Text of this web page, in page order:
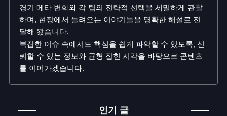
경기 메타 변화와 각 팀의 전략적 선택을 세밀하게 관찰
하며, 현장에서 들려오는 이야기들을 명확한 해설로 전
달해 왔습니다.
복잡한 이슈 속에서도 핵심을 쉽게 파악할 수 있도록, 신
뢰할 수 있는 정보와 균형 잡힌 시각을 바탕으로 콘텐츠
를 이어가겠습니다.
인기 글